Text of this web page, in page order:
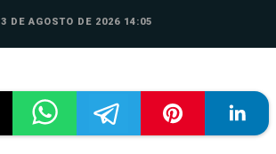
3 DE AGOSTO DE 2026 14:05